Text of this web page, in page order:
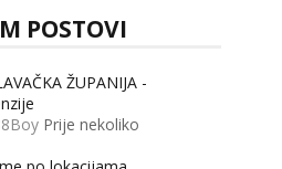
POSTOVI
ŽUPANIJA -
Prije nekoliko